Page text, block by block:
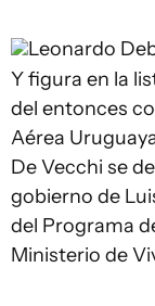
Leonardo
Y figura en la
del entonces
Aérea
De Vecchi se
gobierno de
del Programa
Ministerio de